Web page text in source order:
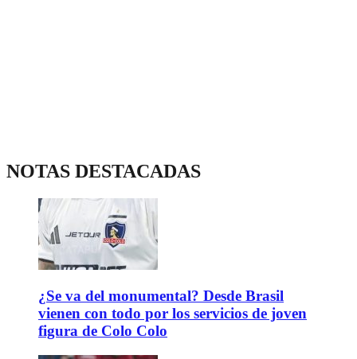
NOTAS DESTACADAS
¿Se va del monumental? Desde Brasil
vienen con todo por los servicios de joven
figura de Colo Colo